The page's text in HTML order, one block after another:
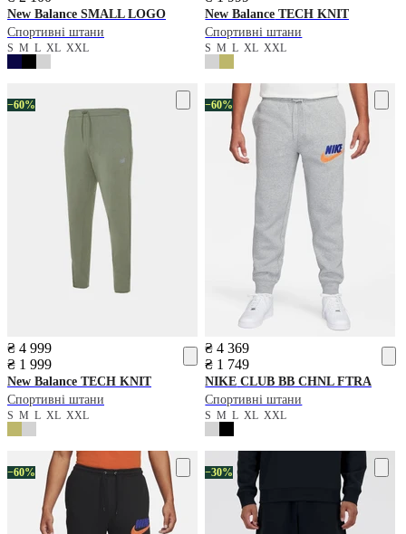
New Balance SMALL LOGO
Спортивні штани
S M L XL XXL
New Balance TECH KNIT
Спортивні штани
SMLXLXXL
−60%
₴ 4 999
₴ 1 999
New Balance TECH KNIT
Спортивні штани
S M L XL XXL
−60%
₴ 4 369
₴ 1 749
NIKE CLUB BB CHNL FTRA
Спортивні штани
SMLXLXXL
−60% −30%